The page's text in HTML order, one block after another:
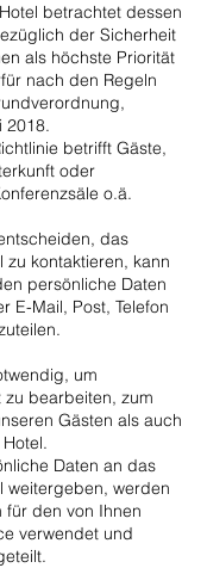
betrachtet dessen
der Sicherheit
als höchste Priorität
nach den Regeln
2018.
betrifft Gäste,
oder
o.ä.
das
zu kontaktieren, kann
persönliche Daten
E-Mail, Post, Telefon
um
bearbeiten, zum
Gästen als auch
Daten an das
weitergeben, werden
für den von Ihnen
verwendet und